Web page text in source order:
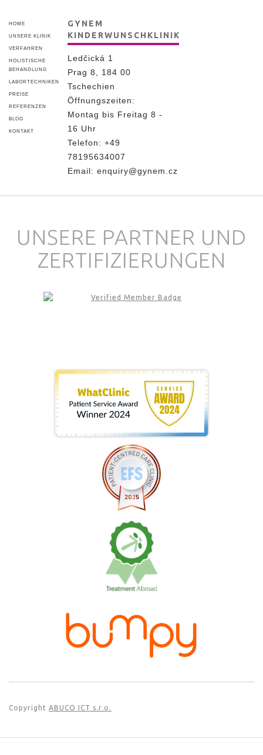
HOME
UNSERE KLINIK
VERFAHREN
HOLISTISCHE
BEHANDLUNG
LABORTECHNIKEN
PREISE
REFERENZEN
BLOG
KONTAKT
GYNEM
KINDERWUNSCHKLINIK
Ledčická 1
Prag 8, 184 00
Tschechien
Öffnungszeiten:
Montag bis Freitag 8 -
16 Uhr
Telefon: +49
78195634007
Email: enquiry@gynem.cz
UNSERE PARTNER UND
ZERTIFIZIERUNGEN
Copyright ABUCO ICT s.r.o.